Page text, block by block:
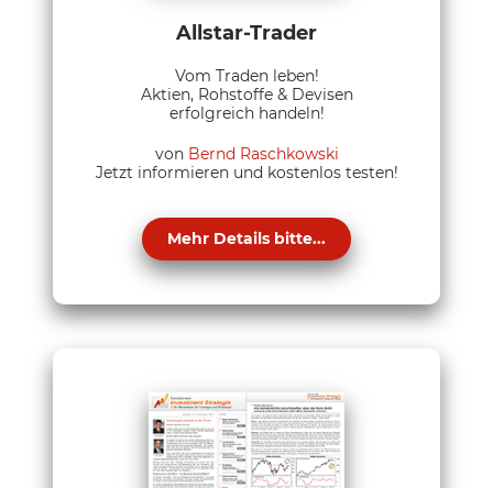
Allstar-Trader
Vom Traden leben!
Aktien, Rohstoffe & Devisen
erfolgreich handeln!
von Bernd Raschkowski
Jetzt informieren und kostenlos testen!
Mehr Details bitte...